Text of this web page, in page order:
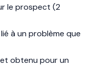
le prospect (2
à un problème que
obtenu pour un